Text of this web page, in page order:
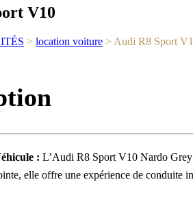
V10
> location voiture > Audi R8 Sport
: L’Audi R8 Sport V10 Nardo Grey
elle offre une expérience de conduite